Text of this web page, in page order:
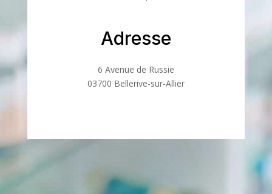
Adresse
6 Avenue de Russie
03700 Bellerive-sur-Allier